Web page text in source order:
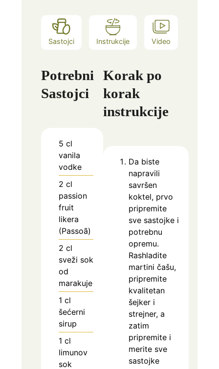
Sastojci Instrukcije Video
Potrebni
Sastojci
5 cl
vanila
vodke
2 cl
passion
fruit
likera
(Passoã)
2 cl
sveži sok
od
marakuje
1 cl
šećerni
sirup
1 cl
limunov
sok
Korak po
korak
instrukcije
Da biste
napravili
savršen
koktel, prvo
pripremite
sve sastojke i
potrebnu
opremu.
Rashladite
martini čašu,
pripremite
kvalitetan
šejker i
strejner, a
zatim
pripremite i
merite sve
sastojke